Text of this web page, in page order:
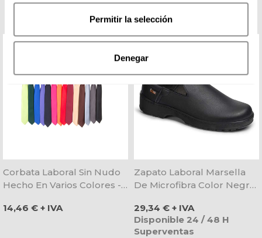
Permitir la selección
Denegar
Corbata Laboral Sin Nudo
Hecho En Varios Colores -
Precio
14,46 € + IVA
Zapato Laboral Marsella
De Microfibra Color Negro
Precio
29,34 € + IVA
Disponible 24 / 48 H
Superventas